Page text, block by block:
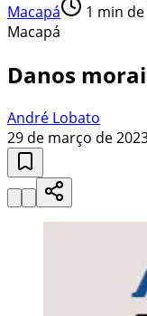
Macapá 1 min
Macapá
Danos
André Lobato
29 de março de